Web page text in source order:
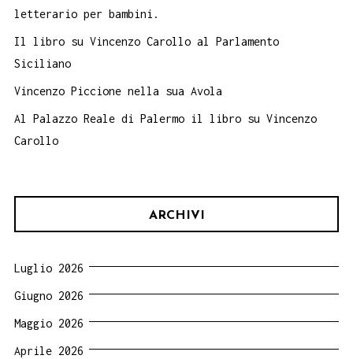
letterario per bambini.
Il libro su Vincenzo Carollo al Parlamento
Siciliano
Vincenzo Piccione nella sua Avola
Al Palazzo Reale di Palermo il libro su Vincenzo
Carollo
ARCHIVI
Luglio 2026
Giugno 2026
Maggio 2026
Aprile 2026